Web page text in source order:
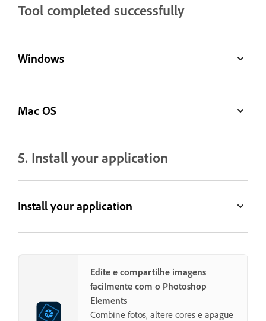
Tool completed successfully
Windows
Mac OS
5. Install your application
Install your application
Edite e compartilhe imagens
facilmente com o Photoshop
Elements
Combine fotos, altere cores e apague